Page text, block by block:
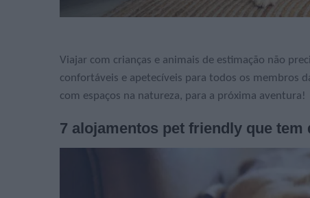
Viajar com crianças e animais de estimação não
confortáveis e apetecíveis para todos os membros
com espaços na natureza, para a próxima aventura!
7 alojamentos pet friendly que tem